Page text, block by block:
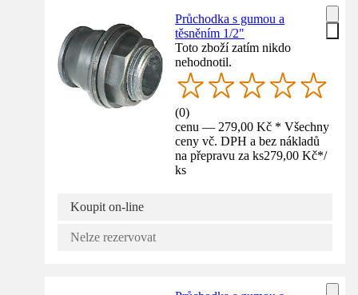
Průchodka s gumou a
těsněním 1/2"
Toto zboží zatím nikdo
nehodnotil.
(0)
cenu — 279,00 Kč * Všechny
ceny vč. DPH a bez nákladů
na přepravu za ks279,00 Kč*/
ks
Koupit on-line
Nelze rezervovat